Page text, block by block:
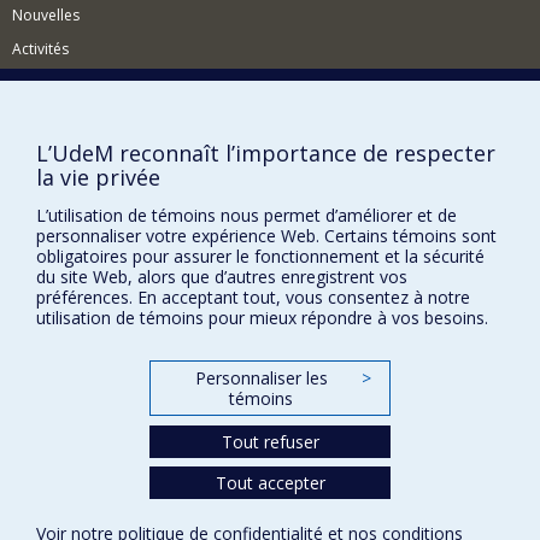
Nouvelles
Activités
Plan du site
Accessibilité
FACULTÉ DES ARTS ET DES SCIENCES
Nos départements et écoles
Nos centres d'études
Conditions d’utilisation
Paramètres des témoins
L’UdeM reconnaît l’importance de respecter
la vie privée
L’utilisation de témoins nous permet d’améliorer et de
personnaliser votre expérience Web. Certains témoins sont
obligatoires pour assurer le fonctionnement et la sécurité
du site Web, alors que d’autres enregistrent vos
préférences. En acceptant tout, vous consentez à notre
utilisation de témoins pour mieux répondre à vos besoins.
Personnaliser les
témoins
>
Tout refuser
Tout accepter
Voir notre politique de confidentialité et nos conditions